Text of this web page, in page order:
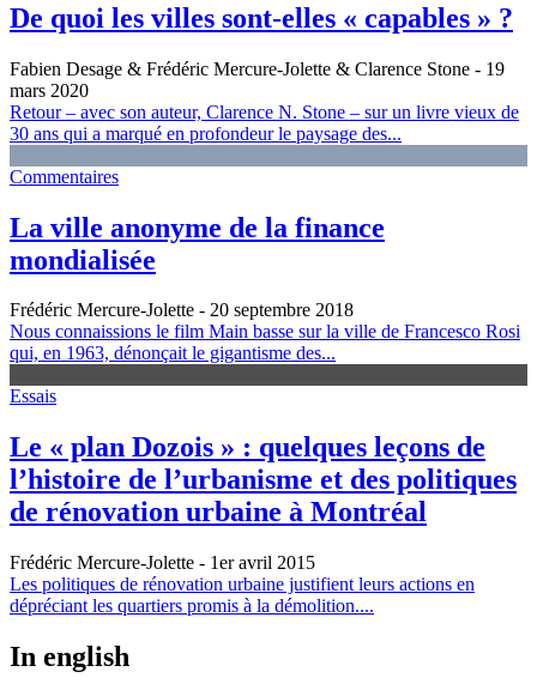
De quoi les villes sont-elles « capables » ?
Fabien Desage & Frédéric Mercure-Jolette & Clarence Stone - 19
mars 2020
Retour – avec son auteur, Clarence N. Stone – sur un livre vieux de
30 ans qui a marqué en profondeur le paysage des...
Commentaires
La ville anonyme de la finance
mondialisée
Frédéric Mercure-Jolette - 20 septembre 2018
Nous connaissions le film Main basse sur la ville de Francesco Rosi
qui, en 1963, dénonçait le gigantisme des...
Essais
Le « plan Dozois » : quelques leçons de
l’histoire de l’urbanisme et des politiques
de rénovation urbaine à Montréal
Frédéric Mercure-Jolette - 1er avril 2015
Les politiques de rénovation urbaine justifient leurs actions en
dépréciant les quartiers promis à la démolition....
In english